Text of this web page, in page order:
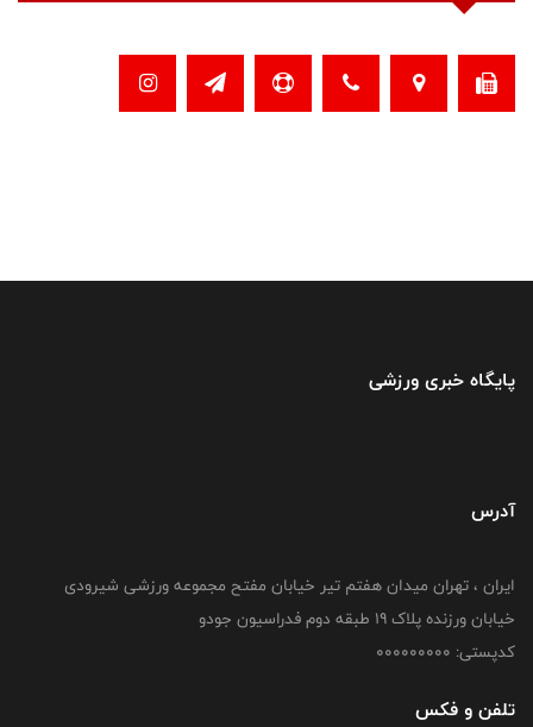
پایگاه خبری ورزشی
آدرس
ایران ، تهران میدان هفتم تیر خیابان مفتح مجموعه ورزشی شیرودی
خیابان ورزنده پلاک ۱۹ طبقه دوم فدراسیون جودو
کدپستی: 000000000
تلفن و فکس